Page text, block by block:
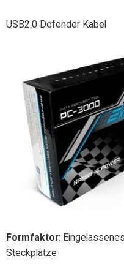
USB2.0 Defender Kabel
Formfaktor:
Steckplätze